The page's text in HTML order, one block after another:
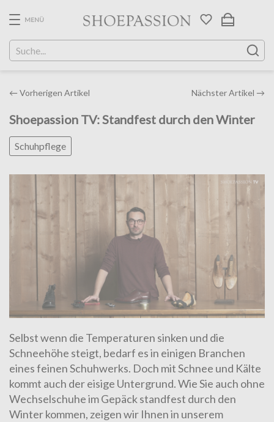
content
MENÜ
Post
← Vorherigen Artikel Nächster Artikel →
Shoepassion TV: Standfest durch den Winter
Schuhpflege
Selbst wenn die Temperaturen sinken und die
Schneehöhe steigt, bedarf es in einigen Branchen
eines feinen Schuhwerks. Doch mit Schnee und Kälte
kommt auch der eisige Untergrund. Wie Sie auch ohne
Wechselschuhe im Gepäck standfest durch den
Winter kommen, zeigen wir Ihnen in unserem